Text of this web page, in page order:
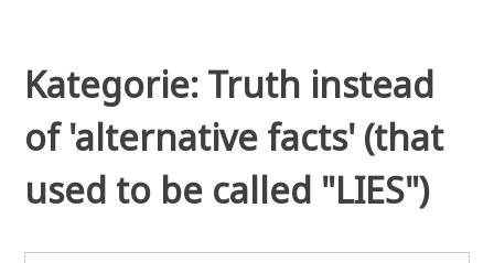
Kategorie: Truth instead
of 'alternative facts' (that
used to be called "LIES")